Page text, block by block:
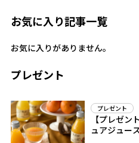
お気に入り記事一覧
お気に入りがありません。
プレゼント
プレゼント
【プレゼ
ュアジュー